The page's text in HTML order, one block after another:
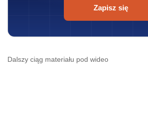
Zapisz się
Dalszy ciąg materiału pod wideo